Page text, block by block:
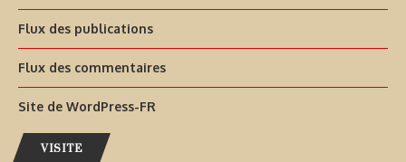
Flux des publications
Flux des commentaires
Site de WordPress-FR
VISITE